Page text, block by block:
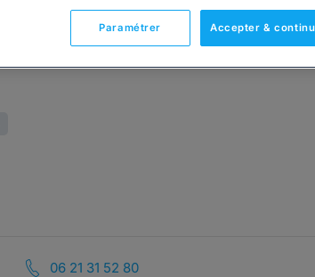
06 21 31 52 80
Accepter &
Paramétrer